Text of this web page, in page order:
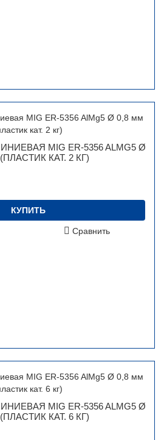
MIG ER-5356 ALMG5 Ø
КАТ. 2 КГ)
КУПИТЬ
Сравнить
MIG ER-5356 ALMG5 Ø
КАТ. 6 КГ)